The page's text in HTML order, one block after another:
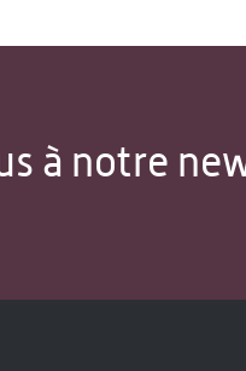
à notre